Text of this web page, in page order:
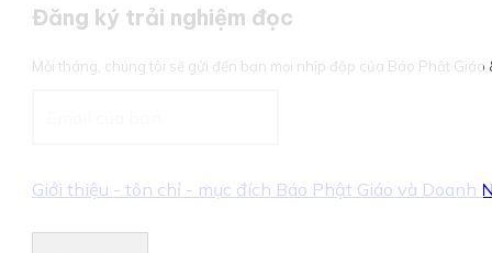
Đăng ký trải nghiệm đọc
Mỗi tháng, chúng tôi sẽ gửi đến bạn mọi nhịp đập của Báo Phật Giáo
Giới thiệu - tôn chỉ - mục đích Báo Phật Giáo và Doanh